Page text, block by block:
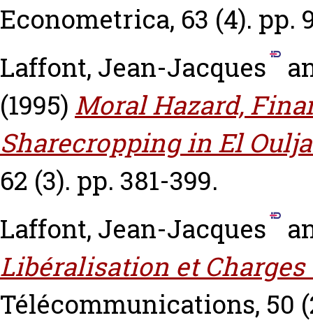
Econometrica, 63 (4). pp.
Laffont, Jean-Jacques
(1995) Moral Hazard,
Sharecropping in El
62 (3). pp. 381-399.
Laffont, Jean-Jacques
Libéralisation et Charges
Télécommunications, 50